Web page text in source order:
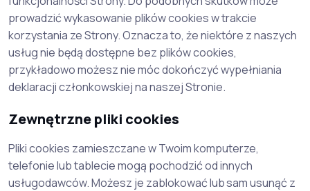
prowadzić wykasowanie plików cookies w trakcie
korzystania ze Strony. Oznacza to, że niektóre z naszych
usług nie będą dostępne bez plików cookies,
przykładowo możesz nie móc dokończyć wypełniania
deklaracji członkowskiej na naszej Stronie.
Zewnętrzne pliki cookies
Pliki cookies zamieszczane w Twoim komputerze,
telefonie lub tablecie mogą pochodzić od innych
usługodawców. Możesz je zablokować lub sam usunąć z